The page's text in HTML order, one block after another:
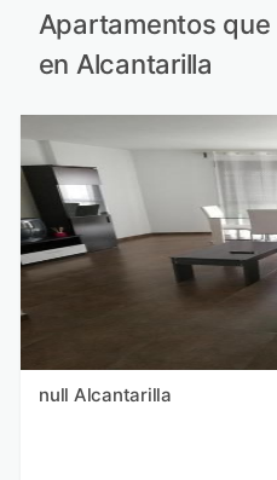
Apartamentos
en Alcantarilla
null Alcantarilla